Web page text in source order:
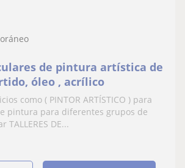
de pintura artística de
óleo , acrílico
como ( PINTOR ARTÍSTICO ) para
pintura para diferentes grupos de
DE...